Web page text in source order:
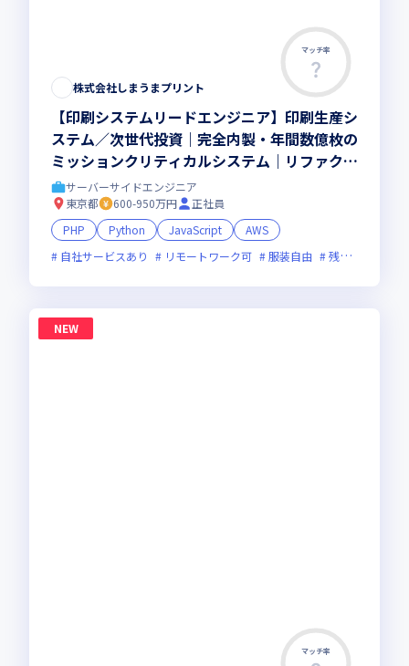
マッチ率
株式会社しまうまプリント
【印刷システムリードエンジニア】印刷生産シ
ステム／次世代投資｜完全内製・年間数億枚の
ミッションクリティカルシステム｜リファクタ
＆刷新の比重をさらに拡大｜ハイブリッド勤務
(週2出社)
サーバーサイドエンジニア
東京都
600-950万円
正社員
PHP
Python JavaScript
AWS
自社サービスあり
リモートワーク可 服装自由 残業月20時間未満
NEW
マッチ率